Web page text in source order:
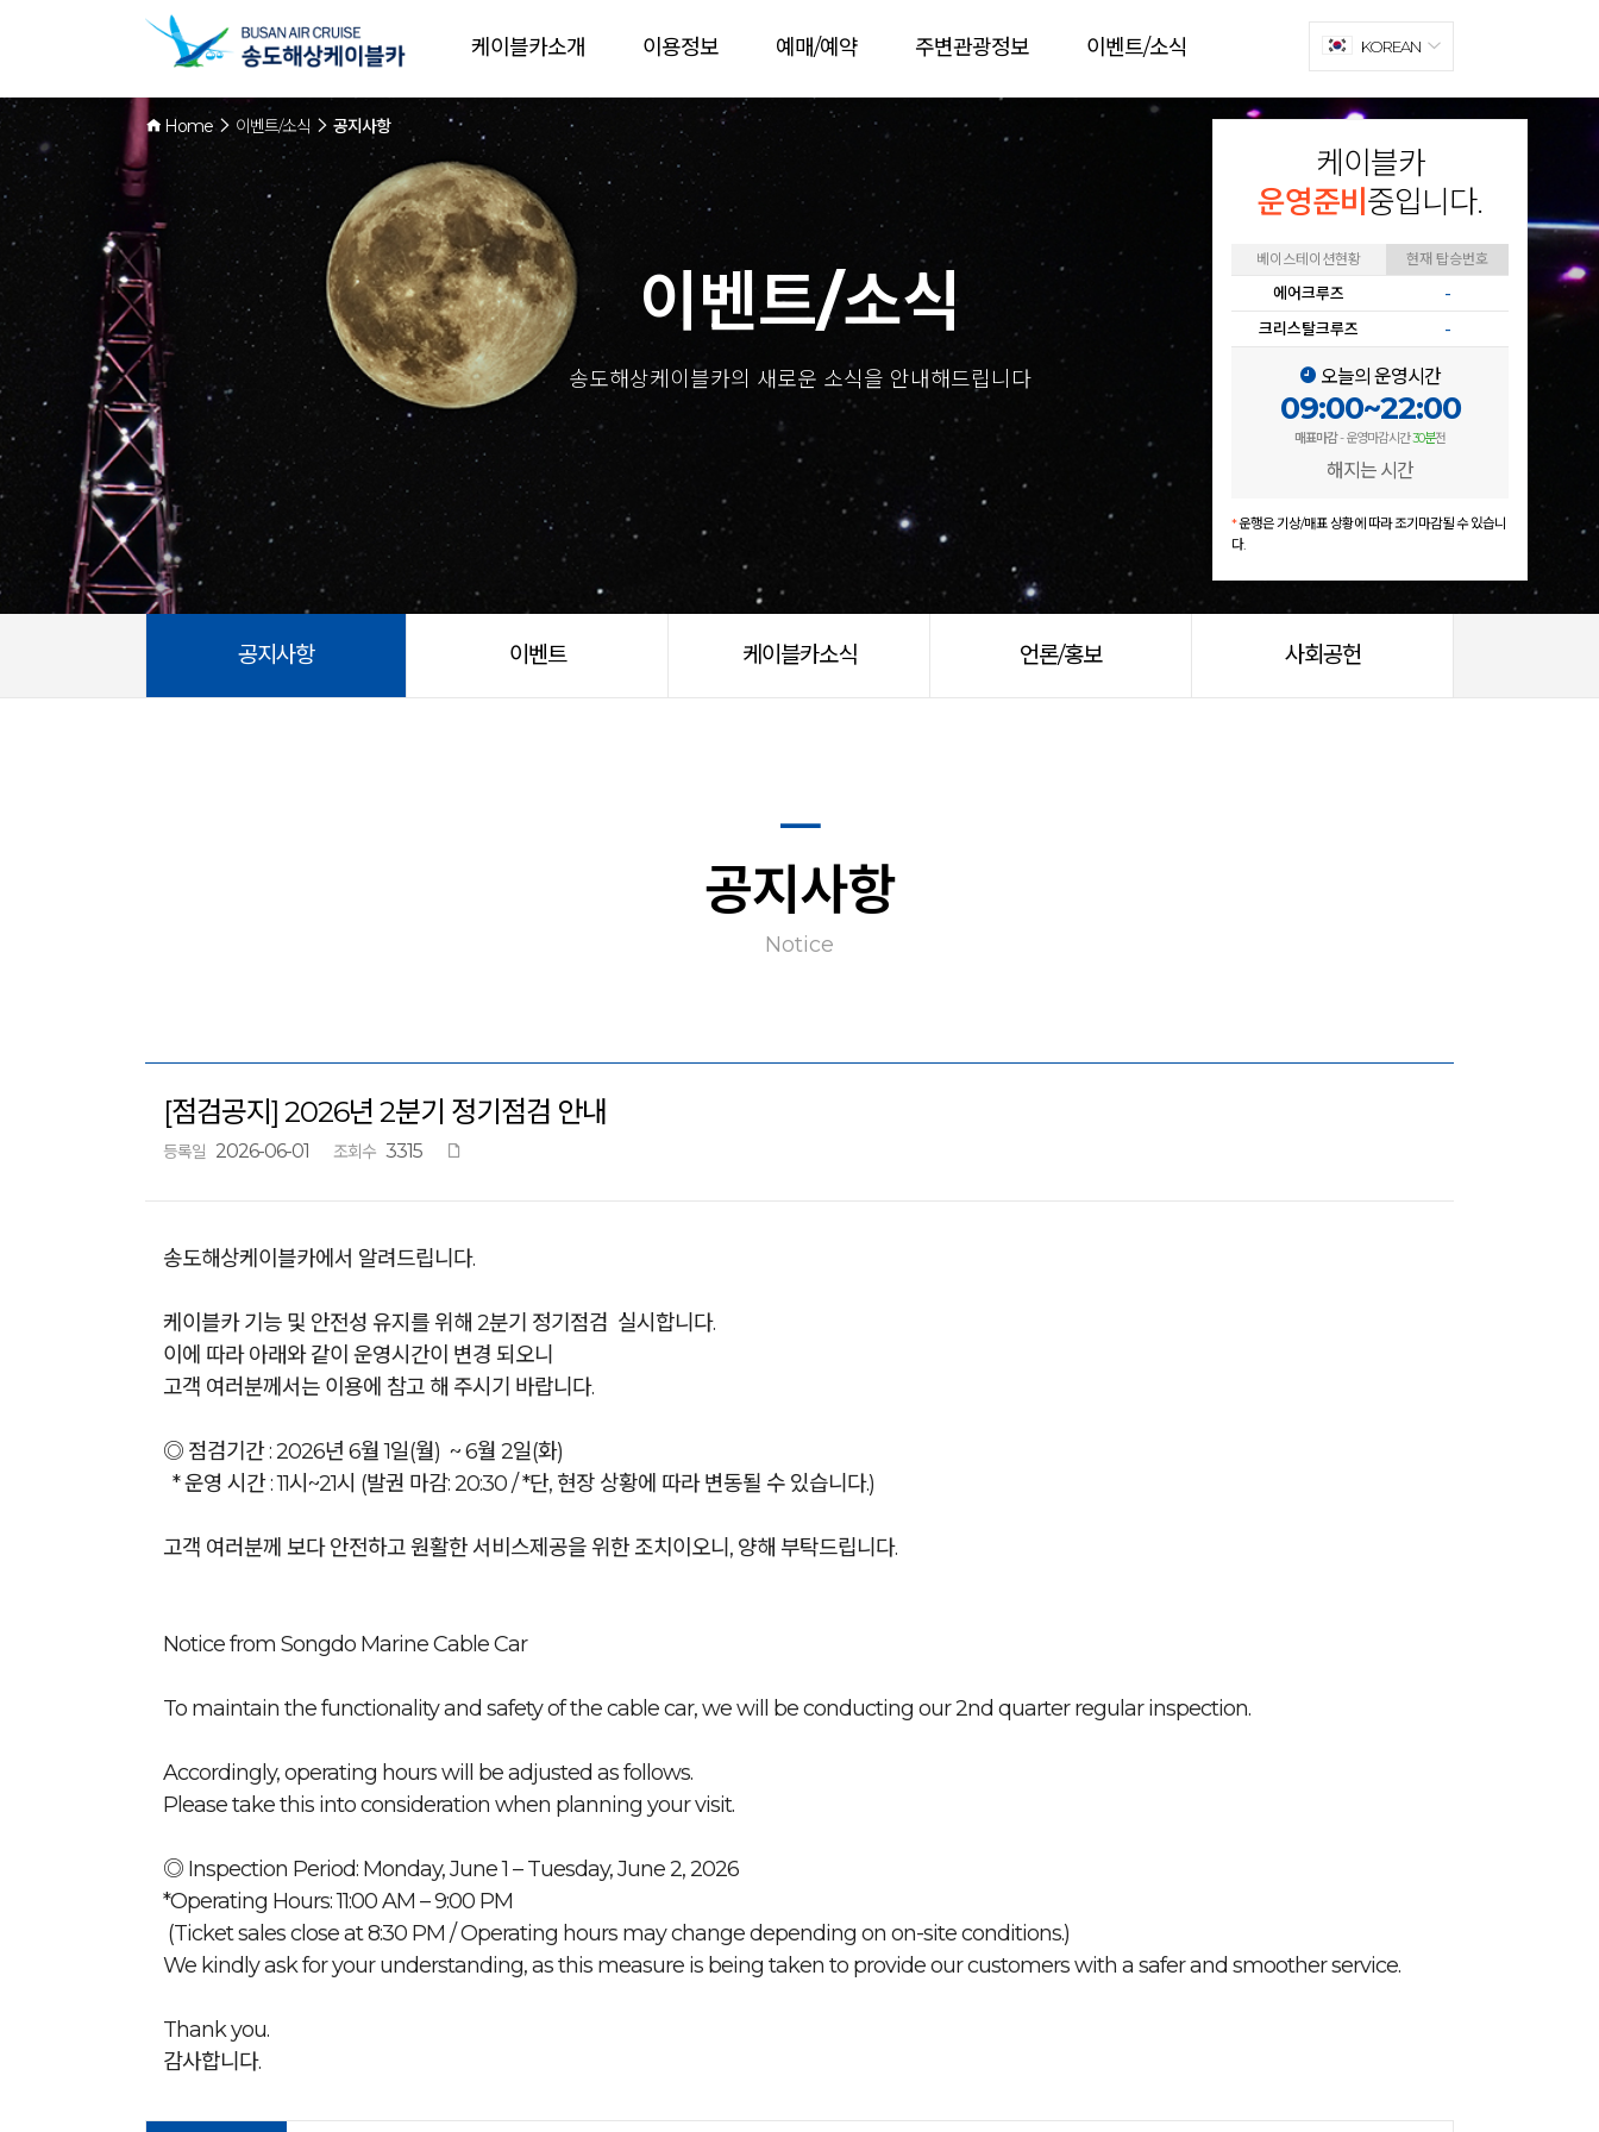
케이블카
운영준비 중입니다.
베이스테이션현황 현재 탑승번호
에어크루즈
-
크리스탈크루즈
-
오늘의 운영시간
09:00~22:00
매표마감- 운영마감시간30분전
해지는 시간
*운행은 기상/매표 상황에 따라 조기마감될 수 있습니
다.
케이블카소개 이용정보 예매/예약 주변관광정보 이벤트/소식 KOREAN
Home 이벤트/소식 공지사항
이벤트/소식
송도해상케이블카의 새로운 소식을 안내해드립니다
공지사항 이벤트 케이블카소식 언론/홍보 사회공헌
공지사항
Notice
[점검공지] 2026년 2분기 정기점검 안내
등록일 2026-06-01 조회수 3315
송도해상케이블카에서 알려드립니다.
케이블카 기능 및 안전성 유지를 위해 2분기 정기점검 실시합니다.
이에 따라 아래와 같이 운영시간이 변경 되오니
고객 여러분께서는 이용에 참고 해 주시기 바랍니다.
◎ 점검기간 : 2026년 6월 1일(월) ~ 6월 2일(화)
* 운영 시간 : 11시~21시 (발권 마감: 20:30 / *단, 현장 상황에 따라 변동될 수 있습니다.)
고객 여러분께 보다 안전하고 원활한 서비스제공을 위한 조치이오니, 양해 부탁드립니다.
Notice from Songdo Marine Cable Car
To maintain the functionality and safety of the cable car, we will be conducting our 2nd quarter regular inspection.
Accordingly, operating hours will be adjusted as follows.
Please take this into consideration when planning your visit.
◎ Inspection Period: Monday, June 1 – Tuesday, June 2, 2026
*Operating Hours: 11:00 AM – 9:00 PM
(Ticket sales close at 8:30 PM / Operating hours may change depending on on-site conditions.)
We kindly ask for your understanding, as this measure is being taken to provide our customers with a safer and smoother service.
Thank you.
감사합니다.